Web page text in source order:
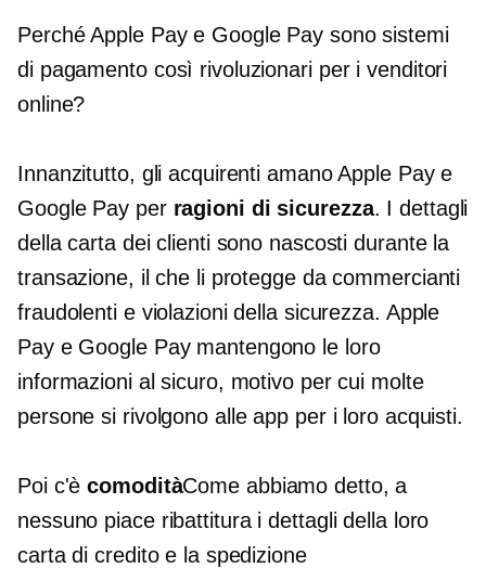
Perché Apple Pay e Google Pay sono sistemi
di pagamento così rivoluzionari per i venditori
online?
Innanzitutto, gli acquirenti amano Apple Pay e
Google Pay per ragioni di sicurezza. I dettagli
della carta dei clienti sono nascosti durante la
transazione, il che li protegge da commercianti
fraudolenti e violazioni della sicurezza. Apple
Pay e Google Pay mantengono le loro
informazioni al sicuro, motivo per cui molte
persone si rivolgono alle app per i loro acquisti.
Poi c'ècomoditàCome abbiamo detto, a
nessuno piace ribattiturai dettagli della loro
carta di credito e la spedizione